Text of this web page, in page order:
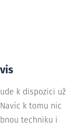
k dispozici už
k tomu nic
techniku i